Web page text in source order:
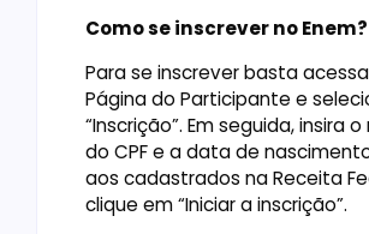
Como se inscrever no Enem?
Para se inscrever basta
Página do Participante e
“Inscrição”. Em seguida, insira
do CPF e a data de
aos cadastrados na Receita
clique em “Iniciar a inscrição”.